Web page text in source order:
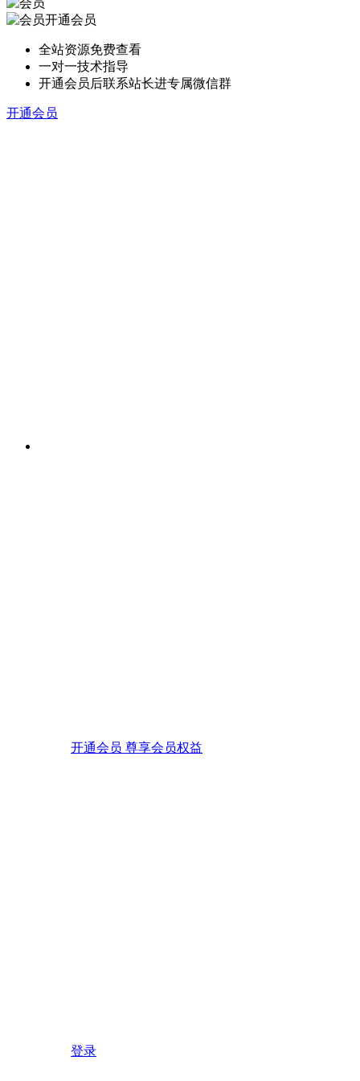
开通会员
全站资源免费查看
一对一技术指导
开通会员后联系站长进专属微信群
开通会员
开通会员 尊享会员权益
登录